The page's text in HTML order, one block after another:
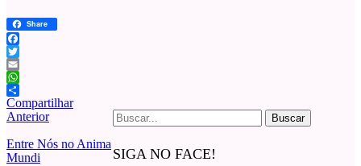
Share
Facebook
Twitter
Email
WhatsApp
Compartilhar
Buscar
por:
SIGA NO FACE!
Anterior
Entre Nós no Anima
Mundi